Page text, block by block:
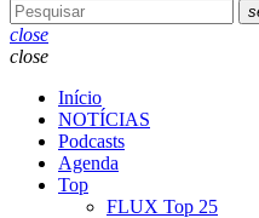
close
close
Início
NOTÍCIAS
Podcasts
Agenda
Top
FLUX Top 25